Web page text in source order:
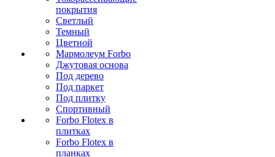
покрытия
Светлый
Темный
Цветной
Мармолеум Forbo
Джутовая основа
Под дерево
Под паркет
Под плитку
Спортивный
Forbo Flotex в
плитках
Forbo Flotex в
планках